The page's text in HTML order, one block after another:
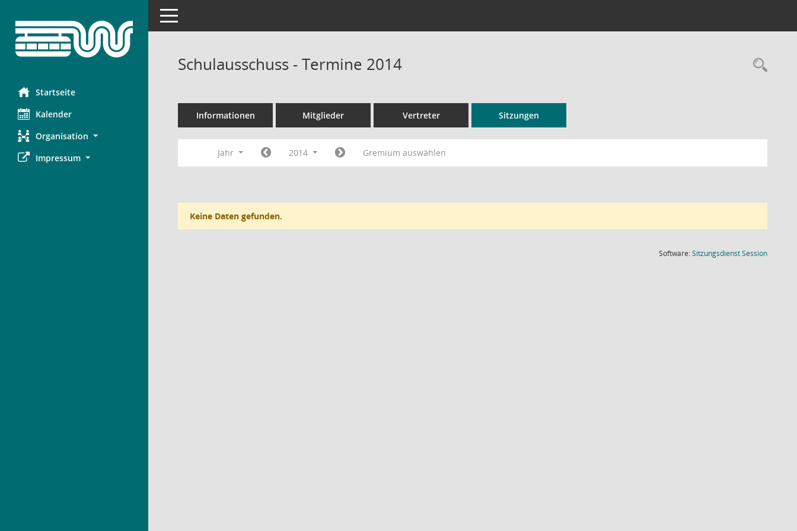
Startseite
Kalender
Organisation
Impressum
Toggle navigation
Schulausschuss - Termine 2014
Informationen Mitglieder Vertreter Sitzungen
Jahr 2014 Gremium auswählen
Keine Daten gefunden.
Software:SitzungsdienstSession(Wird in